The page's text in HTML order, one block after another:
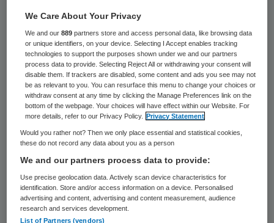
verwacht de evaluatie van de
beroepsgroep in de zomer. De Tweede
Kamer maakt zich grote zorgen over de
toenemende medicalisering van kinderen in
de jeugdzorg.
Vijf jaar geleden kreeg 1 op de 60 kinderen
ADHD-medicijnen, maar in 2010 was dat
gestegen tot 1 op de 26 kinderen. Dat is 4
procent van het aantal kinderen, zowel in
de leeftijd van 6 tot 10 jaar als van 10 tot 16
jaar, aldus de cijfers die de
We Care About Your Privacy
We and our889 partners store and access personal data, like browsing data
or unique identifiers, on your device. Selecting I Accept enables tracking
technologies to support the purposes shown under we and our partners
process data to provide. Selecting Reject All or withdrawing your consent will
disable them. If trackers are disabled, some content and ads you see may not
be as relevant to you. You can resurface this menu to change your choices or
withdraw consent at any time by clicking the Manage Preferences link on the
bottom of the webpage. Your choices will have effect within our Website. For
more details, refer to our Privacy Policy.
Privacy Statement
Would you rather not? Then we only place essential and statistical cookies,
these do not record any data about you as a person
We and our partners process data to provide:
Use precise geolocation data. Actively scan device characteristics for
identification. Store and/or access information on a device. Personalised
advertising and content, advertising and content measurement, audience
research and services development.
List of Partners (vendors)